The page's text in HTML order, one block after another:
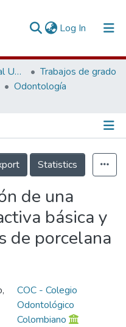
Log In (current)
Repositorio institucional Unicoc, RI-unicoc
Trabajos de grado
Odontología
Publicación
Statistics
de una
básica y
de porcelana
COC - Colegio
Odontológico
Colombiano